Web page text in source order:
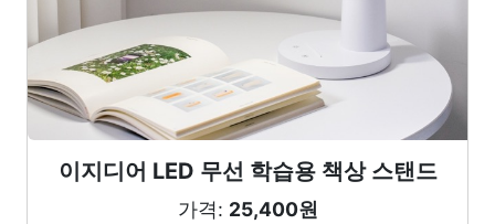
이지디어 LED 무선 학습용 책상 스탠드
가격: 25,400원